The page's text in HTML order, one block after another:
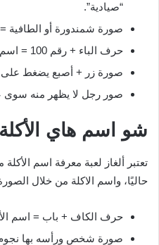
“صيادية”.
صورة شمندورة أو الطافية =
حرف الباء + رقم 100 = اسم الأكلة “بامية”.
صورة زر + أصبع يضغط على
صور رجل لا يظهر منه سوى
شو اسم هاي الأكلة
تعتبر ألغاز لعبة معرفة اسم
حاليًا، واسم الاكلة من خلال
حرف الكاف + باب = اسم
صورة شخص ورأسه بها نجوم